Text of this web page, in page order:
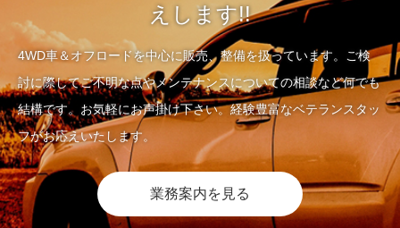
えします!!
4WD車＆オフロードを中心に販売、整備を扱っています。ご検
討に際してご不明な点やメンテナンスについての相談など何でも
結構です。お気軽にお声掛け下さい。経験豊富なベテランスタッ
フがお応えいたします。
業務案内を見る